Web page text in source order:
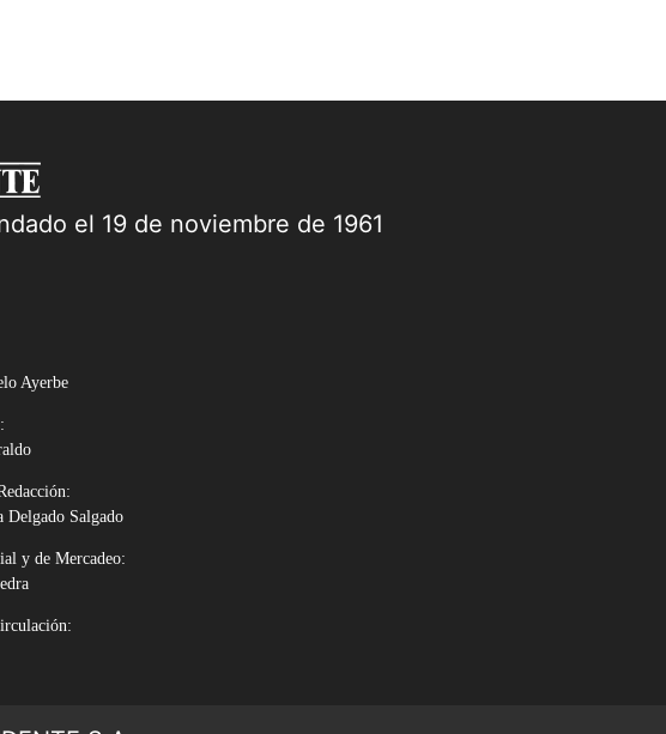
el 19 de noviembre de 1961
Ayerbe
Delgado Salgado
y de Mercadeo: